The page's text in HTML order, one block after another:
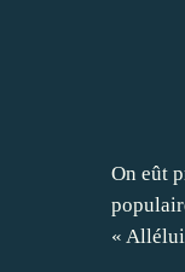
On eût
«